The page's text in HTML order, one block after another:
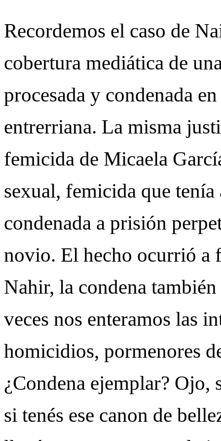
Recordemos el caso de
cobertura mediática de
procesada y condenada
entrerriana. La misma
femicida de Micaela
sexual, femicida que
condenada a prisión
novio. El hecho ocurrió a
Nahir, la condena
veces nos enteramos las
homicidios, pormenores
¿Condena ejemplar? Ojo,
si tenés ese canon de